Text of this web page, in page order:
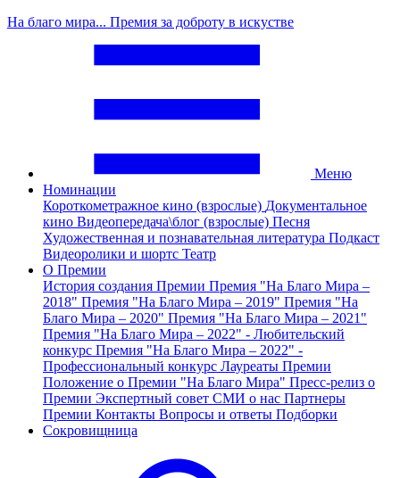
На благо мира... Премия за доброту в искустве
Меню
Номинации
Короткометражное кино (взрослые) Документальное
кино Видеопередача\блог (взрослые) Песня
Художественная и познавательная литература Подкаст
Видеоролики и шортс Театр
О Премии
История создания Премии Премия "На Благо Мира –
2018" Премия "На Благо Мира – 2019" Премия "На
Благо Мира – 2020" Премия "На Благо Мира – 2021"
Премия "На Благо Мира – 2022" - Любительский
конкурс Премия "На Благо Мира – 2022" -
Профессиональный конкурс Лауреаты Премии
Положение о Премии "На Благо Мира" Пресс-релиз о
Премии Экспертный совет СМИ о нас Партнеры
Премии Контакты Вопросы и ответы Подборки
Сокровищница